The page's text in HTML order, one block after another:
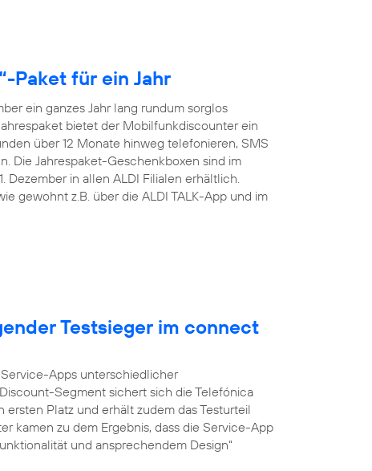
Paket für ein Jahr
ein ganzes Jahr lang rundum sorglos
bietet der Mobilfunkdiscounter ein
über 12 Monate hinweg telefonieren, SMS
Die Jahrespaket-Geschenkboxen sind im
Dezember in allen ALDI Filialen erhältlich.
gewohnt z.B. über die ALDI TALK-App und im
Testsieger im connect
Apps unterschiedlicher
Segment sichert sich die Telefónica
ersten Platz und erhält zudem das Testurteil
kamen zu dem Ergebnis, dass die Service-App
und ansprechendem Design“